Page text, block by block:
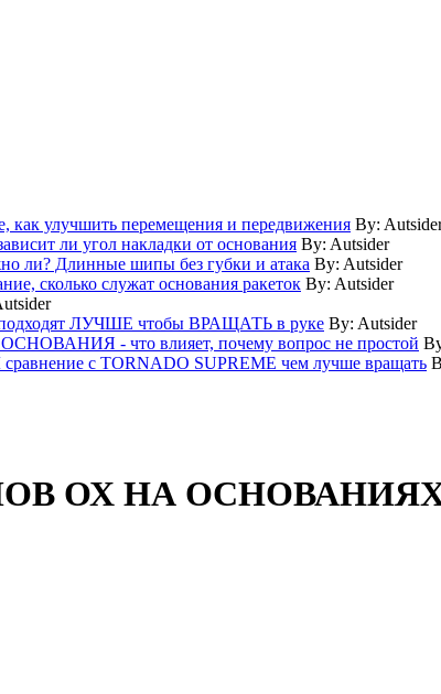
улучшить перемещения и передвижения By:
ли угол накладки от основания By: Autsider
Длинные шипы без губки и атака By: Autsider
служат основания ракеток By: Autsider
ЛУЧШЕ чтобы ВРАЩАТЬ в руке By: Autsider
- что влияет, почему вопрос не простой
с TORNADO SUPREME чем лучше вращать
НА ОСНОВАНИЯХ